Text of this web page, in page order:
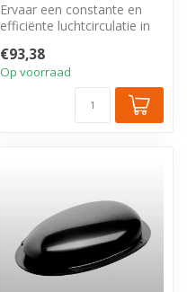
Ervaar een constante en
efficiënte luchtcirculatie in
...
€93,38
Op voorraad